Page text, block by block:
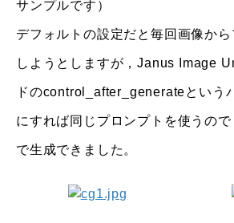
サンプルです）
デフォルトの設定だと毎回画像か
しようとしますが，Janus Image
ドのcontrol_after_generateという
にすれば同じプロンプトを使うの
で生成できました。